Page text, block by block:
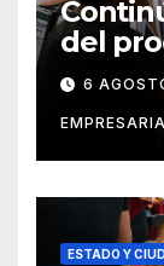
del
el Mar
6
ESTADO Y